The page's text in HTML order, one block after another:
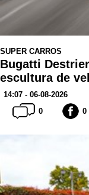
SUPER CARROS
Bugatti
escultura de
14:07 - 06-08-2026
0
0